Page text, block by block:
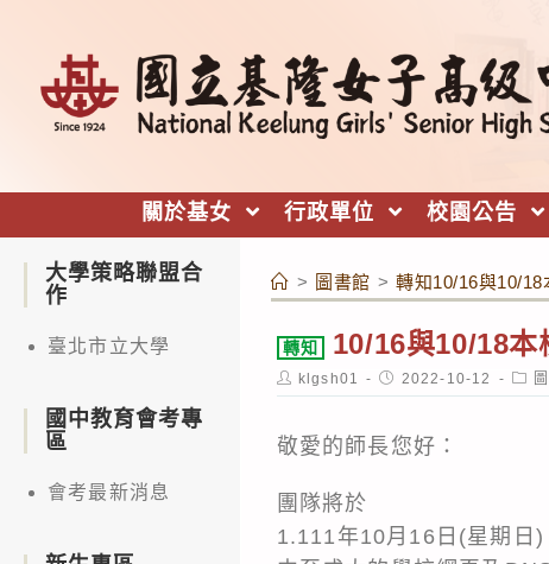
關於基女 行政單位 校園公告
> 圖書館 > 轉知10/16與10/
轉知 10/16與10/18本
Post
author:
klgsh01
Post
published:
2022-10-12
Post
敬愛的師長您好：
團隊將於
1.111年10月16日(星期日
大學策略聯盟合
作
臺北市立大學
國中教育會考專
區
會考最新消息